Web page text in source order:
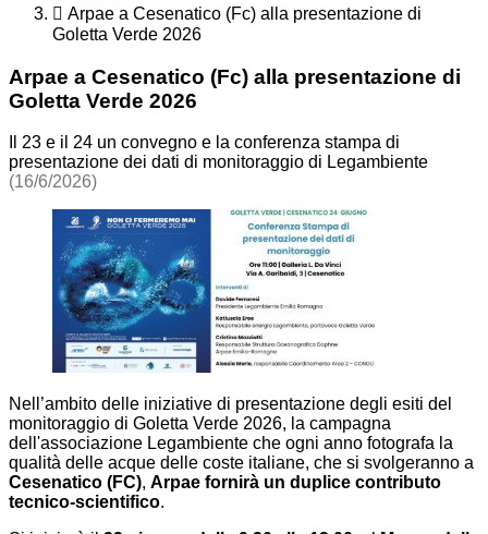
Arpae a Cesenatico (Fc) alla presentazione di
Goletta Verde 2026
Arpae a Cesenatico (Fc) alla presentazione di
Goletta Verde 2026
Il 23 e il 24 un convegno e la conferenza stampa di
presentazione dei dati di monitoraggio di Legambiente
(16/6/2026)
Nell’ambito delle iniziative di presentazione degli esiti del
monitoraggio di Goletta Verde 2026, la campagna
dell'associazione Legambiente che ogni anno fotografa la
qualità delle acque delle coste italiane, che si svolgeranno a
Cesenatico (FC), Arpae fornirà un duplice contributo
tecnico-scientifico.